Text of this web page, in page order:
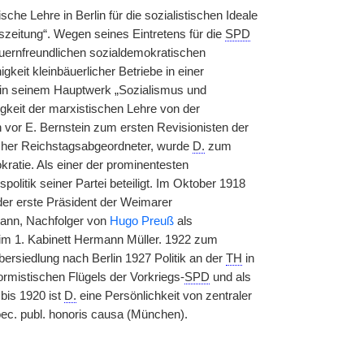
Lehre in Berlin für die sozialistischen Ideale
Wegen seines Eintretens für die SPD
sozialdemokratischen
kleinbäuerlicher Betriebe in einer
seinem Hauptwerk „Sozialismus und
der marxistischen Lehre von der
E. Bernstein zum ersten Revisionisten der
Reichstagsabgeordneter, wurde D. zum
Als einer der prominentesten
seiner Partei beteiligt. Im Oktober 1918
erste Präsident der Weimarer
Nachfolger von Hugo Preußals
1. Kabinett Hermann Müller. 1922 zum
nach Berlin 1927 Politik an der TH in
Flügels der Vorkriegs-SPD und als
1920 ist D. eine Persönlichkeit von zentraler
publ. honoris causa (München).